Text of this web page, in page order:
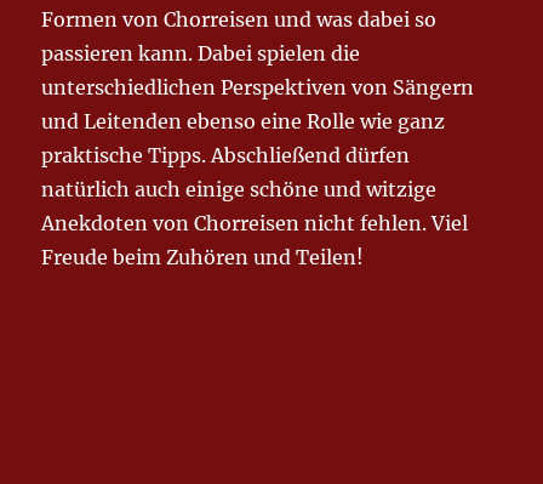
Formen von Chorreisen und was dabei so
passieren kann. Dabei spielen die
unterschiedlichen Perspektiven von Sängern
und Leitenden ebenso eine Rolle wie ganz
praktische Tipps. Abschließend dürfen
natürlich auch einige schöne und witzige
Anekdoten von Chorreisen nicht fehlen. Viel
Freude beim Zuhören und Teilen!